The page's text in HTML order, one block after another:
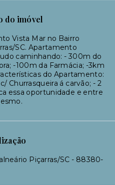
do imóvel
Vista Mar no Bairro
SC. Apartamento
caminhando: - 300m do
-100m da Farmácia; -3km
do Apartamento:
Churrasqueira á carvão; - 2
essa oportunidade e entre
Piçarras/SC - 88380-